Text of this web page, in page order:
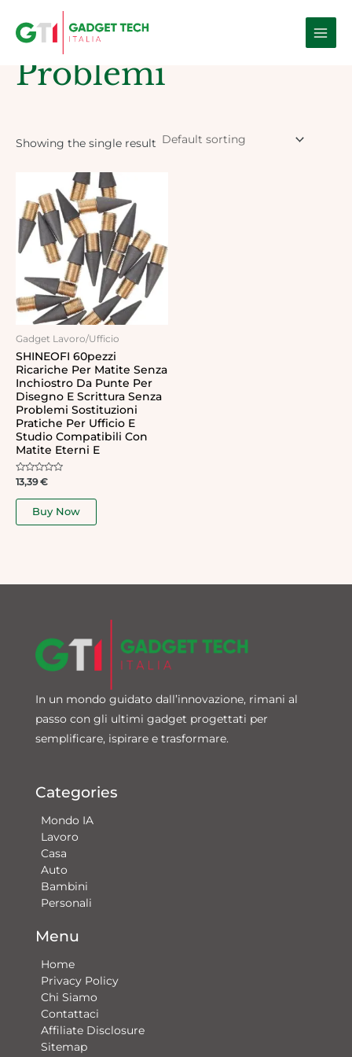
Main
Home / Products tagged “Problemi”
Problemi
Showing the single result
Gadget Lavoro/Ufficio
SHINEOFI 60pezzi
Ricariche Per Matite Senza
Inchiostro Da Punte Per
Disegno E Scrittura Senza
Problemi Sostituzioni
Pratiche Per Ufficio E
Studio Compatibili Con
Matite Eterni E
Rated
out
13,39€
Buy Now
In un mondo guidato dall’innovazione, rimani al
passo con gli ultimi gadget progettati per
semplificare, ispirare e trasformare.
Categories
Mondo IA
Lavoro
Casa
Auto
Bambini
Personali
Menu
Home
Privacy Policy
Chi Siamo
Contattaci​
Affiliate Disclosure
Sitemap